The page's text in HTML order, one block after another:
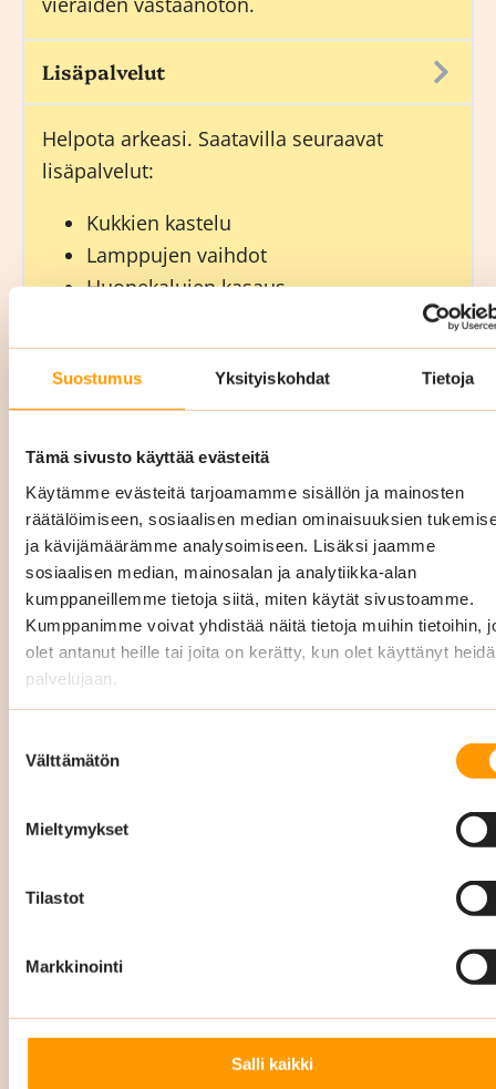
Suostumus Yksityiskohdat Tietoja
Tämä sivusto käyttää evästeitä
Käytämme evästeitä tarjoamamme sisällön ja mainosten
räätälöimiseen, sosiaalisen median ominaisuuksien
ja kävijämäärämme analysoimiseen. Lisäksi jaamme
sosiaalisen median, mainosalan ja analytiikka-alan
kumppaneillemme tietoja siitä, miten käytät sivustoamme.
Kumppanimme voivat yhdistää näitä tietoja muihin tietoihin,
olet antanut heille tai joita on kerätty, kun olet käyttänyt
palvelujaan.
valinta
Välttämätön
Mieltymykset
Tilastot
Markkinointi
Salli kaikki
Lisäpalvelut
Helpota arkeasi. Saatavilla seuraavat
lisäpalvelut:
Kukkien kastelu
Lamppujen vaihdot
Huonekalujen kasaus
Hygienia- ja kahvitarvikkeiden täytöt.
Päivystyssiivous 24/7 (Uusimaa):
Siskon Siivouksen päivystyssiivous auttaa
yrityksiä Uudellamaalla kaikissa äkillisissä
siivoustarpeissa 24/7 nopeasti ja
tehokkaasti, soita029 3400 900.
vesivahinko
viemärivahinko
eritesiivoukset
kirjaamme kaikki omavalvonnat, laatukierrokset
Tämä takaa, että olemme aina ajan tasalla
tilojesi ja asiakkuutesi osalta. Raportoimme